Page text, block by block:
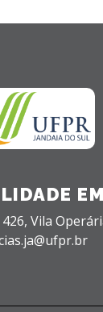
Vila